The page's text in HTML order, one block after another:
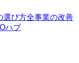
選び方全事業の改善
ハブ